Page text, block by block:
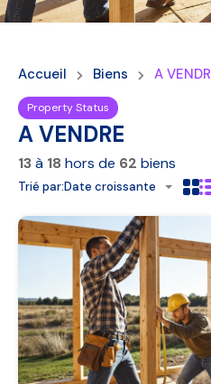
Accueil Biens A
Property Status
A VENDRE
13à 18 hors de 62 biens
Trié par:Date croissante